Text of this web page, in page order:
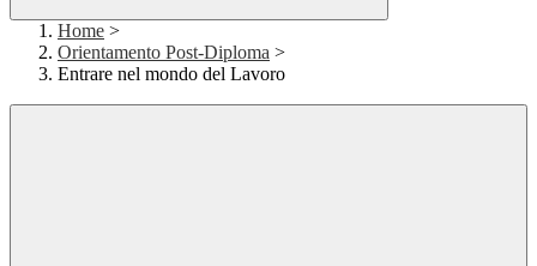
Home >
Orientamento Post-Diploma >
Entrare nel mondo del Lavoro